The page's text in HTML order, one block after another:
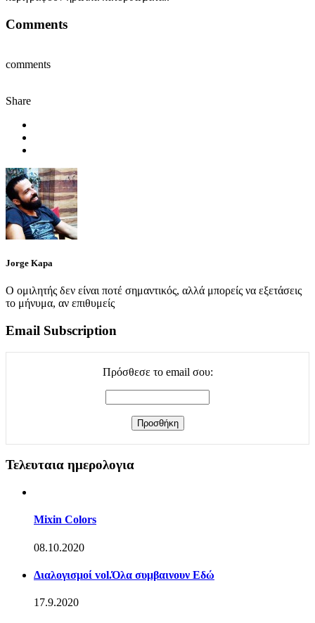
Comments
comments
Share
Jorge Kapa
Ο ομιλητής δεν είναι ποτέ σημαντικός, αλλά μπορείς να εξετάσεις
το μήνυμα, αν επιθυμείς
Email Subscription
Πρόσθεσε το email σου:
Τελευταια ημερολογια
Mixin Colors
08.10.2020
Διαλογισμοί vol.Όλα συμβαινουν Εδώ
17.9.2020